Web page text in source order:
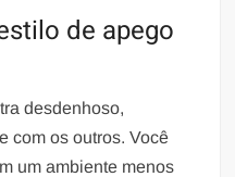
de apego
desdenhoso,
com os outros. Você
um ambiente menos